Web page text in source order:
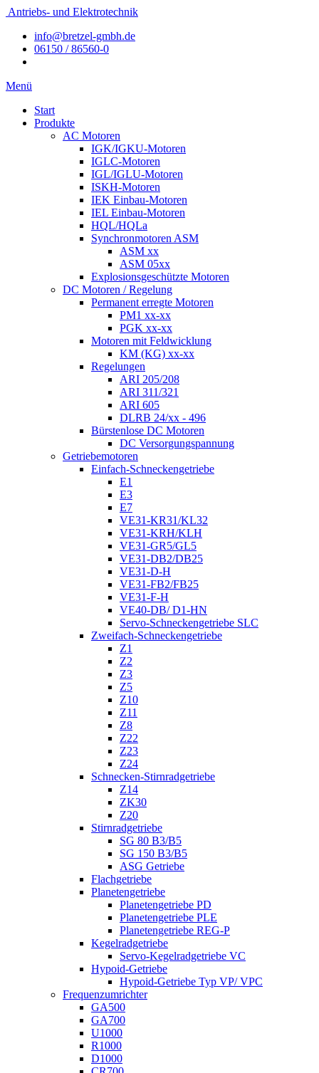
Antriebs- und Elektrotechnik
info@bretzel-gmbh.de
06150 / 86560-0
Menü
Start
Produkte
AC Motoren
IGK/IGKU-Motoren
IGLC-Motoren
IGL/IGLU-Motoren
ISKH-Motoren
IEK Einbau-Motoren
IEL Einbau-Motoren
HQL/HQLa
Synchronmotoren ASM
ASM xx
ASM 05xx
Explosionsgeschützte Motoren
DC Motoren / Regelung
Permanent erregte Motoren
PM1 xx-xx
PGK xx-xx
Motoren mit Feldwicklung
KM (KG) xx-xx
Regelungen
ARI 205/208
ARI 311/321
ARI 605
DLRB 24/xx - 496
Bürstenlose DC Motoren
DC Versorgungspannung
Getriebemotoren
Einfach-Schneckengetriebe
E1
E3
E7
VE31-KR31/KL32
VE31-KRH/KLH
VE31-GR5/GL5
VE31-DB2/DB25
VE31-D-H
VE31-FB2/FB25
VE31-F-H
VE40-DB/ D1-HN
Servo-Schneckengetriebe SLC
Zweifach-Schneckengetriebe
Z1
Z2
Z3
Z5
Z10
Z11
Z8
Z22
Z23
Z24
Schnecken-Stirnradgetriebe
Z14
ZK30
Z20
Stirnradgetriebe
SG 80 B3/B5
SG 150 B3/B5
ASG Getriebe
Flachgetriebe
Planetengetriebe
Planetengetriebe PD
Planetengetriebe PLE
Planetengetriebe REG-P
Kegelradgetriebe
Servo-Kegelradgetriebe VC
Hypoid-Getriebe
Hypoid-Getriebe Typ VP/ VPC
Frequenzumrichter
GA500
GA700
U1000
R1000
D1000